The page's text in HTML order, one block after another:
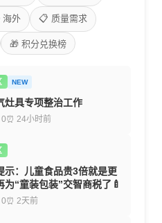
海外 📋 质量需求
🎁 积分兑换榜
NEW
灶具专项整治工作
⏰ 24小时前
示：儿童食品贵3倍就是更
为“童装包装”交智商税了🍼
⏰ 2天前